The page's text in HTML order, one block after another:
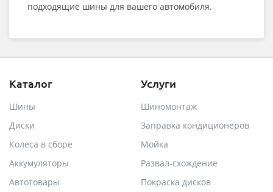
подходящие шины для вашего автомобиля.
Каталог
Шины
Диски
Колеса в сборе
Аккумуляторы
Автотовары
Услуги
Шиномонтаж
Заправка кондиционеров
Мойка
Развал-схождение
Покраска дисков